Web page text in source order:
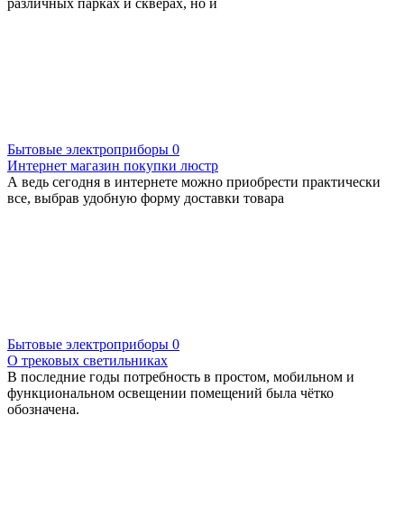
Бытовые электроприборы 0
Интернет магазин покупки люстр
А ведь сегодня в интернете можно приобрести практически
все, выбрав удобную форму доставки товара
Бытовые электроприборы 0
О трековых светильниках
В последние годы потребность в простом, мобильном и
функциональном освещении помещений была чётко
обозначена.